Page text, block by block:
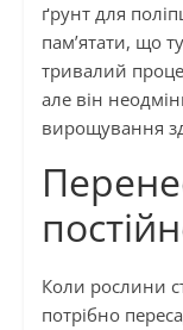
ґрунт для
пам’ятати, що
тривалий
але він
вирощування
Коли рослини
потрібно